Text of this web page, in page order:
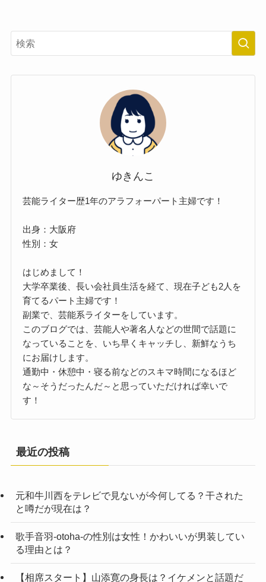
ゆきんこ
芸能ライター歴1年のアラフォーパート主婦です！
出身：大阪府
性別：女
はじめまして！
大学卒業後、長い会社員生活を経て、現在子ども2人を
育てるパート主婦です！
副業で、芸能系ライターをしています。
このブログでは、芸能人や著名人などの世間で話題に
なっていることを、いち早くキャッチし、新鮮なうち
にお届けします。
通勤中・休憩中・寝る前などのスキマ時間になるほど
な～そうだったんだ～と思っていただければ幸いで
す！
最近の投稿
元和牛川西をテレビで見ないが今何してる？干された
と噂だが現在は？
歌手音羽-otoha-の性別は女性！かわいいが男装してい
る理由とは？
【相席スタート】山添寛の身長は？イケメンと話題だ